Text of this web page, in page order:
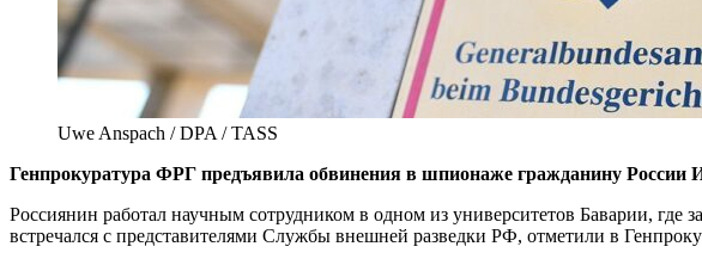
Uwe Anspach / DPA / TASS
Генпрокуратура ФРГ предъявила обвинения в шпионаже гражданину России
Россиянин работал научным сотрудником в одном из университетов Баварии, где
встречался с представителями Службы внешней разведки РФ, отметили в